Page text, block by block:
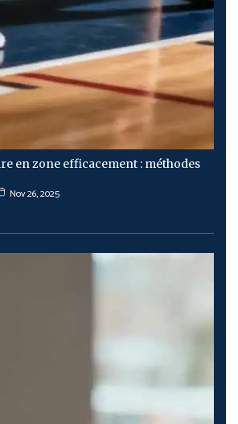
en zone efficacement : méthodes
Nov 26, 2025